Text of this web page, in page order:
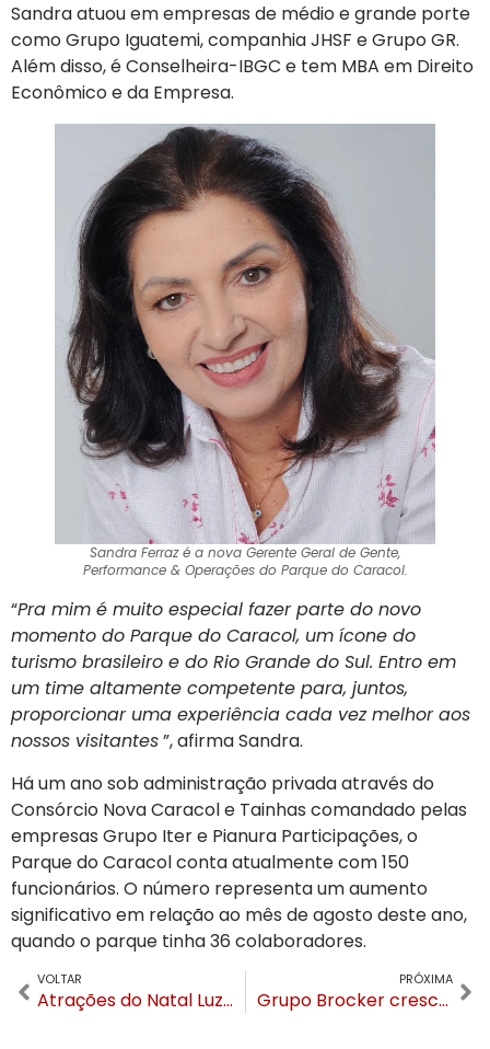
Sandra atuou em empresas de médio e grande porte
como Grupo Iguatemi, companhia JHSF e Grupo GR.
Além disso, é Conselheira-IBGC e tem MBA em Direito
Econômico e da Empresa.
Sandra Ferraz é a nova Gerente Geral de Gente,
Performance & Operações do Parque do Caracol.
“Pra mim é muito especial fazer parte do novo
momento do Parque do Caracol, um ícone do
turismo brasileiro e do Rio Grande do Sul. Entro em
um time altamente competente para, juntos,
proporcionar uma experiência cada vez melhor aos
nossos visitantes”, afirma Sandra.
Há um ano sob administração privada através do
Consórcio Nova Caracol e Tainhas comandado pelas
empresas Grupo Iter e Pianura Participações, o
Parque do Caracol conta atualmente com 150
funcionários. O número representa um aumento
significativo em relação ao mês de agosto deste ano,
quando o parque tinha 36 colaboradores.
VOLTAR
Atrações do Natal Luz para o feriado
PRÓXIMA
Grupo Brocker cresce 20% no setor do turismo de negócios